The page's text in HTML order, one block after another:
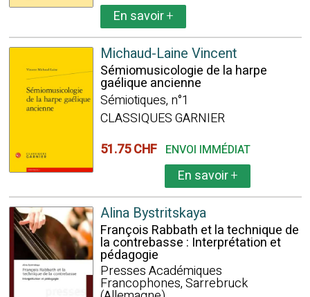
En savoir+
Michaud-Laine Vincent
Sémiomusicologie de la harpe
gaélique ancienne
Sémiotiques, n°1
CLASSIQUES GARNIER
51.75 CHF ENVOI IMMÉDIAT
En savoir+
Alina Bystritskaya
François Rabbath et la technique de
la contrebasse : Interprétation et
pédagogie
Presses Académiques
Francophones, Sarrebruck